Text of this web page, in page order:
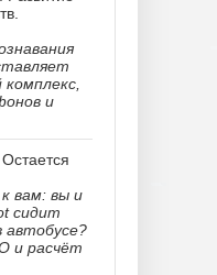
и
вам: вы и
сидит
автобусе?
и расчёт